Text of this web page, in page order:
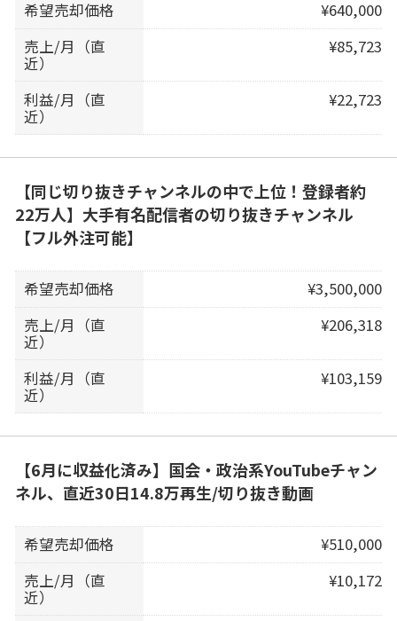
希望売却価格
¥640,000
売上/月（直
近）
¥85,723
利益/月（直
近）
¥22,723
【同じ切り抜きチャンネルの中で上位！登録者約
22万人】大手有名配信者の切り抜きチャンネル
【フル外注可能】
希望売却価格
¥3,500,000
売上/月（直
近）
¥206,318
利益/月（直
近）
¥103,159
【6月に収益化済み】国会・政治系YouTubeチャン
ネル、直近30日14.8万再生/切り抜き動画
希望売却価格
¥510,000
売上/月（直
近）
¥10,172